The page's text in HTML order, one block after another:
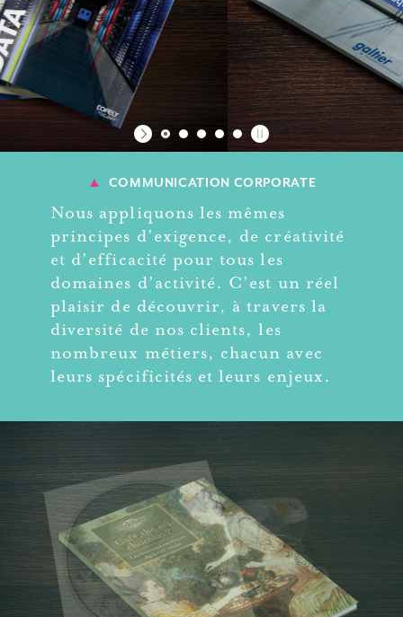
▲ COMMUNICATION CORPORATE
Nous appliquons les mêmes
principes d’exigence, de créativité
et d’efficacité pour tous les
domaines d’activité. C’est un réel
plaisir de découvrir, à travers la
diversité de nos clients, les
nombreux métiers, chacun avec
leurs spécificités et leurs enjeux.